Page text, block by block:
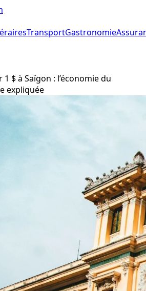
TransportGastronomie
$ à Saïgon : l’économie du
expliquée